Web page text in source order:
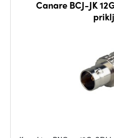
Canare BCJ-JK